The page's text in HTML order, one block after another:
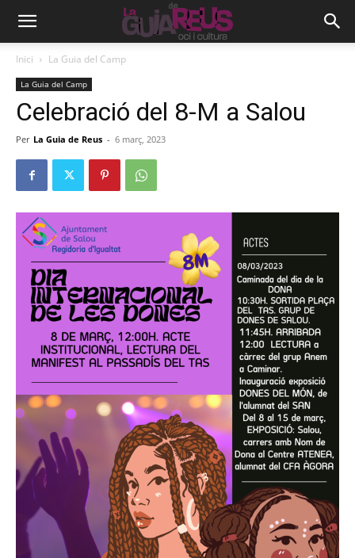
Inici La Guia del Camp
La Guia del Camp
Celebració del 8-M a Salou
Per La Guia de Reus - 6 març, 2023